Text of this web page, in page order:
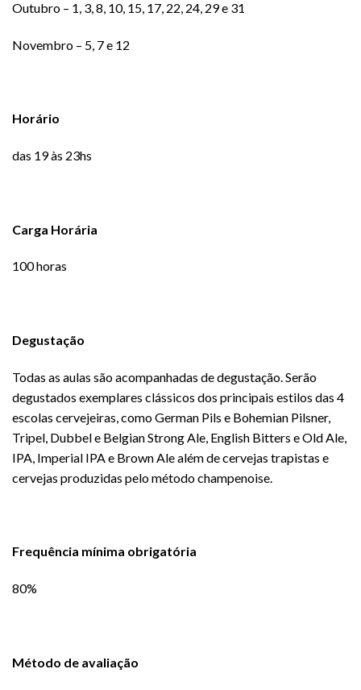
Outubro – 1, 3, 8, 10, 15, 17, 22, 24, 29 e 31
Novembro – 5, 7 e 12
Horário
das 19 às 23hs
Carga Horária
100 horas
Degustação
Todas as aulas são acompanhadas de degustação. Serão
degustados exemplares clássicos dos principais estilos das 4
escolas cervejeiras, como German Pils e Bohemian Pilsner,
Tripel, Dubbel e Belgian Strong Ale, English Bitters e Old Ale,
IPA, Imperial IPA e Brown Ale além de cervejas trapistas e
cervejas produzidas pelo método champenoise.
Frequência mínima obrigatória
80%
Método de avaliação